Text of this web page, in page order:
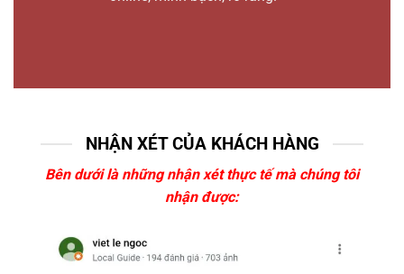
NHẬN XÉT CỦA KHÁCH HÀNG
Bên dưới là những nhận xét thực tế mà chúng tôi
nhận được: